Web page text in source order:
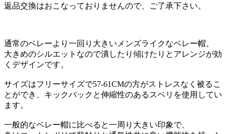
返品交換はおこなっておりませんので、ご了承下さい。
通常のベレーより一回り大きいメンズライクなベレー帽。
大きめのシルエットなので潰したり傾けたりとアレンジが効
くデザインです。
サイズはフリーサイズで57-61CMの方がストレスなく被るこ
とができ、キックバックと伸縮性のあるスベリを使用してい
ます。
一般的なベレー帽に比べると一周り大きい印象で、